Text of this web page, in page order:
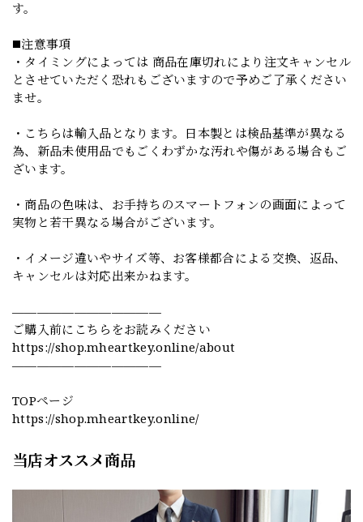
す。
◼️注意事項
・タイミングによっては 商品在庫切れにより注文キャンセル
とさせていただく恐れもございますので予めご了承ください
ませ。
・こちらは輸入品となります。日本製とは検品基準が異なる
為、新品未使用品でもごくわずかな汚れや傷がある場合もご
ざいます。
・商品の色味は、お手持ちのスマートフォンの画面によって
実物と若干異なる場合がございます。
・イメージ違いやサイズ等、お客様都合による交換、返品、
キャンセルは対応出来かねます。
————————————
ご購入前にこちらをお読みください
https://shop.mheartkey.online/about
————————————
TOPページ
https://shop.mheartkey.online/
当店オススメ商品